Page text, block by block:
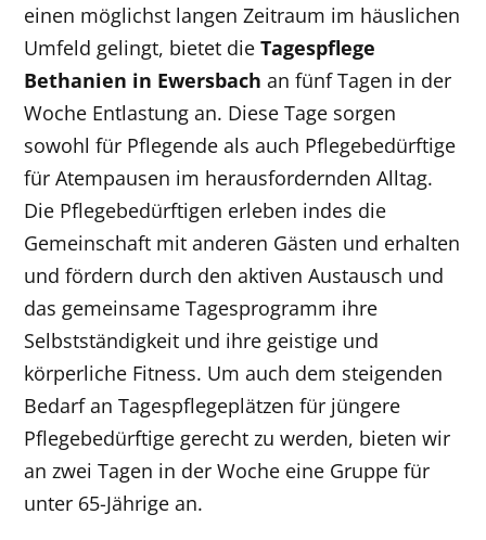
einen möglichst langen Zeitraum im häuslichen
Umfeld gelingt, bietet dieTagespflege
Bethanien in Ewersbach an fünf Tagen in der
Woche Entlastung an. Diese Tage sorgen
sowohl für Pflegende als auch Pflegebedürftige
für Atempausen im herausfordernden Alltag.
Die Pflegebedürftigen erleben indes die
Gemeinschaft mit anderen Gästen und erhalten
und fördern durch den aktiven Austausch und
das gemeinsame Tagesprogramm ihre
Selbstständigkeit und ihre geistige und
körperliche Fitness. Um auch dem steigenden
Bedarf an Tagespflegeplätzen für jüngere
Pflegebedürftige gerecht zu werden, bieten wir
an zwei Tagen in der Woche eine Gruppe für
unter 65-Jährige an.